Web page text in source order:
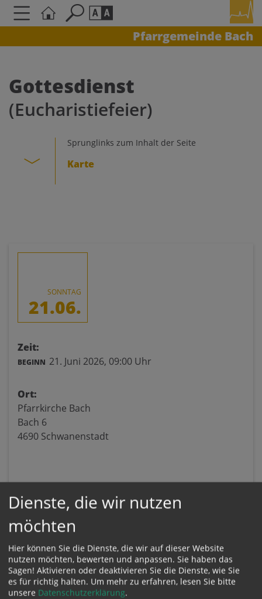
Pfarrgemeinde Bach
AAA
Kontrasteinstellungen
A
Gottesdienst
(Eucharistiefeier)
Sprunglinks zum Inhalt der Seite
Karte
SONNTAG
21.06.
Zeit:
BEGINN 21. Juni 2026, 09:00 Uhr
Ort:
Pfarrkirche Bach
Bach 6
4690 Schwanenstadt
Karte:
Dienste, die wir nutzen
möchten
Hier können Sie die Dienste, die wir auf dieser Website
nutzen möchten, bewerten und anpassen. Sie haben das
Sagen! Aktivieren oder deaktivieren Sie die Dienste, wie Sie
es für richtig halten. Um mehr zu erfahren, lesen Sie bitte
unsere Datenschutzerklärung.